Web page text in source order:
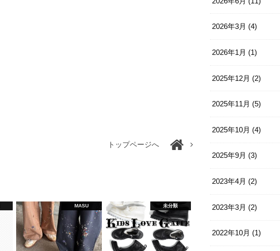
トップページへ
MASU 未分類
2026年3月 (4)
2026年1月 (1)
2025年12月 (2)
2025年11月 (5)
2025年10月 (4)
2025年9月 (3)
2023年4月 (2)
2023年3月 (2)
2022年10月 (1)